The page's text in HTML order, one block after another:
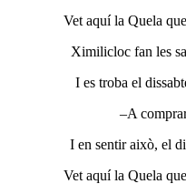
Vet aquí la Quela
Ximilicloc fan les
I es troba el
–A
I en sentir això, el
Vet aquí la Quela